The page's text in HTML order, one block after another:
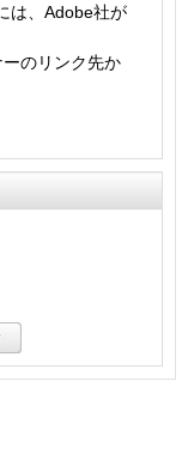
は、Adobe社が
のリンク先か